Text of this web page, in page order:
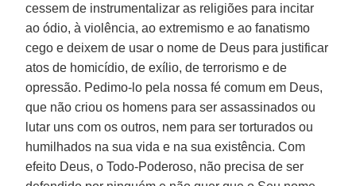
cessem de instrumentalizar as religiões para incitar
ao ódio, à violência, ao extremismo e ao fanatismo
cego e deixem de usar o nome de Deus para justificar
atos de homicídio, de exílio, de terrorismo e de
opressão. Pedimo-lo pela nossa fé comum em Deus,
que não criou os homens para ser assassinados ou
lutar uns com os outros, nem para ser torturados ou
humilhados na sua vida e na sua existência. Com
efeito Deus, o Todo-Poderoso, não precisa de ser